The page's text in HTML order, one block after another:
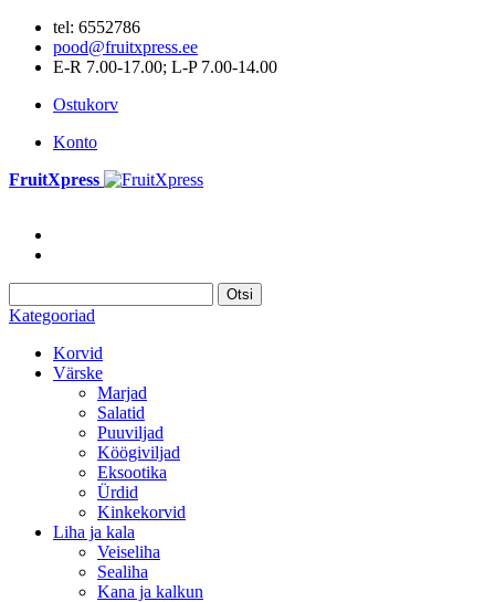
tel: 6552786
pood@fruitxpress.ee
E-R 7.00-17.00; L-P 7.00-14.00
Ostukorv
Konto
FruitXpress
Otsi
Kategooriad
Korvid
Värske
Marjad
Salatid
Puuviljad
Köögiviljad
Eksootika
Ürdid
Kinkekorvid
Liha ja kala
Veiseliha
Sealiha
Kana ja kalkun